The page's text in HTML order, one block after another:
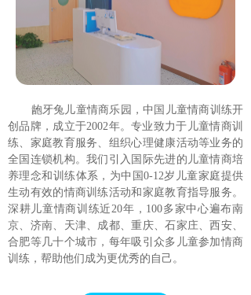
龅牙兔儿童情商乐园，中国儿童情商训练开
创品牌，成立于2002年。专业致力于儿童情商训
练、家庭教育服务、组织心理健康活动等业务的
全国连锁机构。我们引入国际先进的儿童情商培
养理念和训练体系，为中国0-12岁儿童家庭提供
生动有效的情商训练活动和家庭教育指导服务。
深耕儿童情商训练近20年，100多家中心遍布南
京、济南、天津、成都、重庆、石家庄、西安、
合肥等几十个城市，每年吸引众多儿童参加情商
训练，帮助他们成为更优秀的自己。